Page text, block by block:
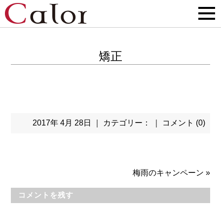
矯正
2017年 4月 28日 ｜ カテゴリー： ｜ コメント (0)
梅雨のキャンペーン »
コメントを残す